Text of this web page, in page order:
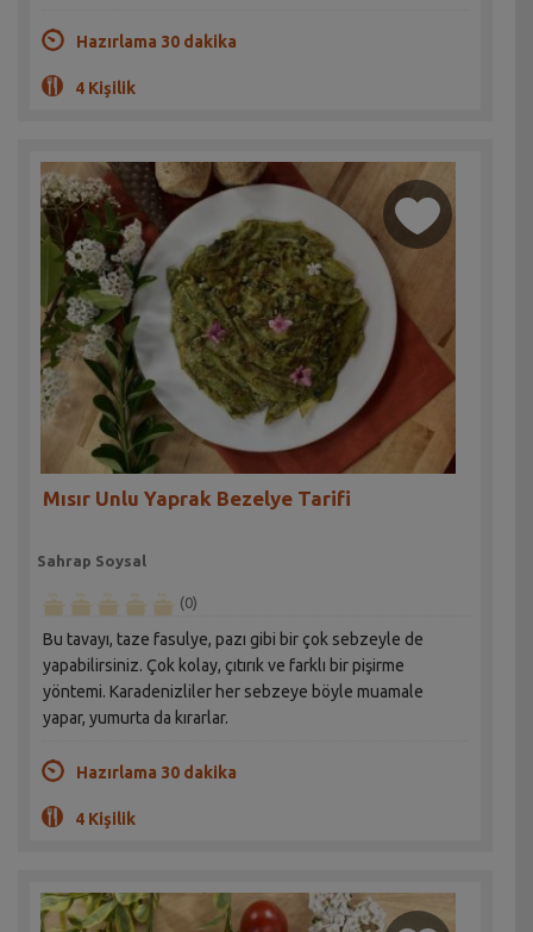
Hazırlama 30 dakika
4 Kişilik
Mısır Unlu Yaprak Bezelye Tarifi
Sahrap Soysal
(0)
Bu tavayı, taze fasulye, pazı gibi bir çok sebzeyle de
yapabilirsiniz. Çok kolay, çıtırık ve farklı bir pişirme
yöntemi. Karadenizliler her sebzeye böyle muamale
yapar, yumurta da kırarlar.
Hazırlama 30 dakika
4 Kişilik